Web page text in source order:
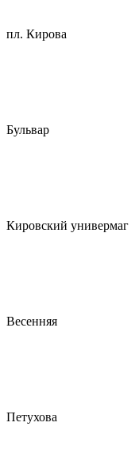
пл. Кирова
Бульвар
Кировский универмаг
Весенняя
Петухова